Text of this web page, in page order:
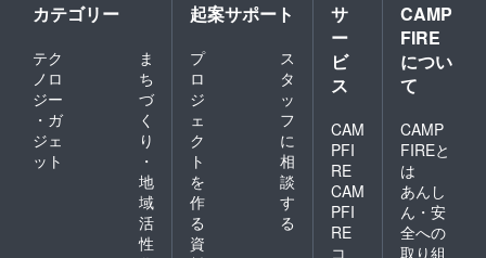
カテゴリー
テク
ノロ
ジー
・ガ
ジェ
ット
ま
ち
づ
く
り
・
地
域
活
性
起案サポート
プ
ロ
ジ
ェ
ク
ト
を
作
る
ス
タ
ッ
フ
に
相
談
す
る
資
サ
ー
ビ
ス
CAM
PFI
RE
CAM
PFI
RE
コ
CAMP
FIRE
につい
て
CAMP
FIREと
は
あんし
ん・安
全への
取り組